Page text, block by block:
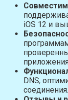
iOS 12 и
DNS,
соединения.